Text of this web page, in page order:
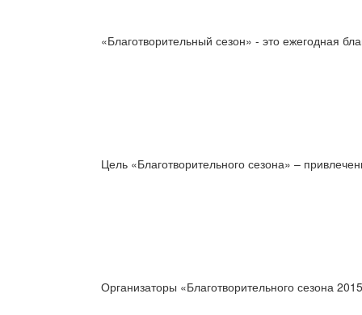
«Благотворительный сезон» - это ежегодная
Цель «Благотворительного сезона» –
Организаторы «Благотворительного сезона